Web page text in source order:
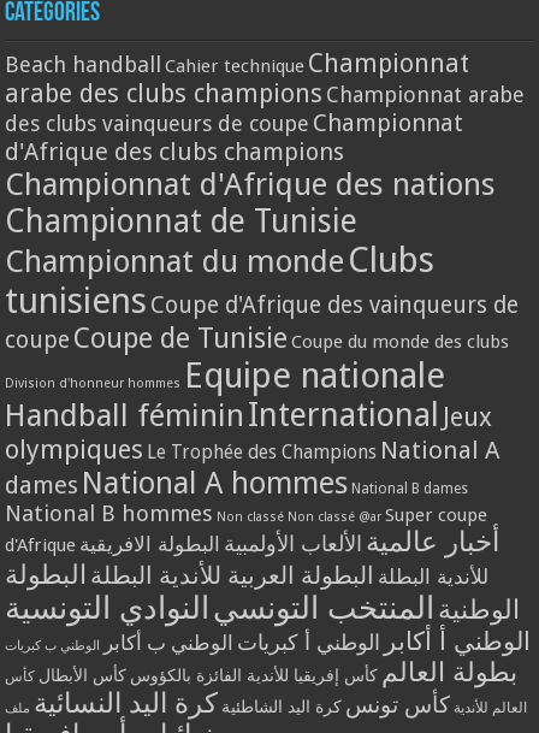
Catégories
Beach handball Cahier technique Championnat
arabe des clubs champions Championnat arabe
des clubs vainqueurs de coupe Championnat
d'Afrique des clubs champions
Championnat d'Afrique des nations
Championnat de Tunisie
Championnat du monde Clubs
tunisiens Coupe d'Afrique des vainqueurs de
coupe Coupe de Tunisie Coupe du monde des clubs
Division d'honneur hommes Equipe nationale
Handball féminin International Jeux
olympiques Le Trophée des Champions National A
dames National A hommes National B dames
National B hommes Non classé Non classé @ar Super coupe
d'Afrique
أخبار عالمية الألعاب الأولمبية البطولة الافريقية
للأندية البطلة البطولة العربية للأندية البطلة البطولة
الوطنية المنتخب التونسي النوادي التونسية
الوطني أ أكابر الوطني أ كبريات الوطني ب أكابر الوطني ب كبريات
بطولة العالم كأس إفريقيا للأندية الفائزة بالكؤوس كأس الأبطال كأس
العالم للأندية كأس تونس كرة اليد الشاطئية كرة اليد النسائية ملف